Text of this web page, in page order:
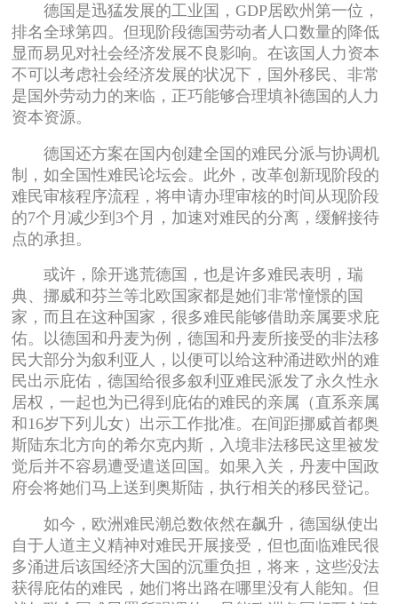
德国是迅猛发展的工业国，GDP居欧州第一位，
排名全球第四。但现阶段德国劳动者人口数量的降低
显而易见对社会经济发展不良影响。在该国人力资本
不可以考虑社会经济发展的状况下，国外移民、非常
是国外劳动力的来临，正巧能够合理填补德国的人力
资本资源。
德国还方案在国内创建全国的难民分派与协调机
制，如全国性难民论坛会。此外，改革创新现阶段的
难民审核程序流程，将申请办理审核的时间从现阶段
的7个月减少到3个月，加速对难民的分离，缓解接待
点的承担。
或许，除开逃荒德国，也是许多难民表明，瑞
典、挪威和芬兰等北欧国家都是她们非常憧憬的国
家，而且在这种国家，很多难民能够借助亲属要求庇
佑。以德国和丹麦为例，德国和丹麦所接受的非法移
民大部分为叙利亚人，以便可以给这种涌进欧州的难
民出示庇佑，德国给很多叙利亚难民派发了永久性永
居权，一起也为已得到庇佑的难民的亲属（直系亲属
和16岁下列儿女）出示工作批准。在间距挪威首都奥
斯陆东北方向的希尔克内斯，入境非法移民这里被发
觉后并不容易遭受遣送回国。如果入关，丹麦中国政
府会将她们马上送到奥斯陆，执行相关的移民登记。
如今，欧洲难民潮总数依然在飙升，德国纵使出
自于人道主义精神对难民开展接受，但也面临难民很
多涌进后该国经济大国的沉重负担，将来，这些没法
获得庇佑的难民，她们将出路在哪里没有人能知。但